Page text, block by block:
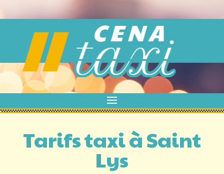
Tarifs taxi à Saint
Lys